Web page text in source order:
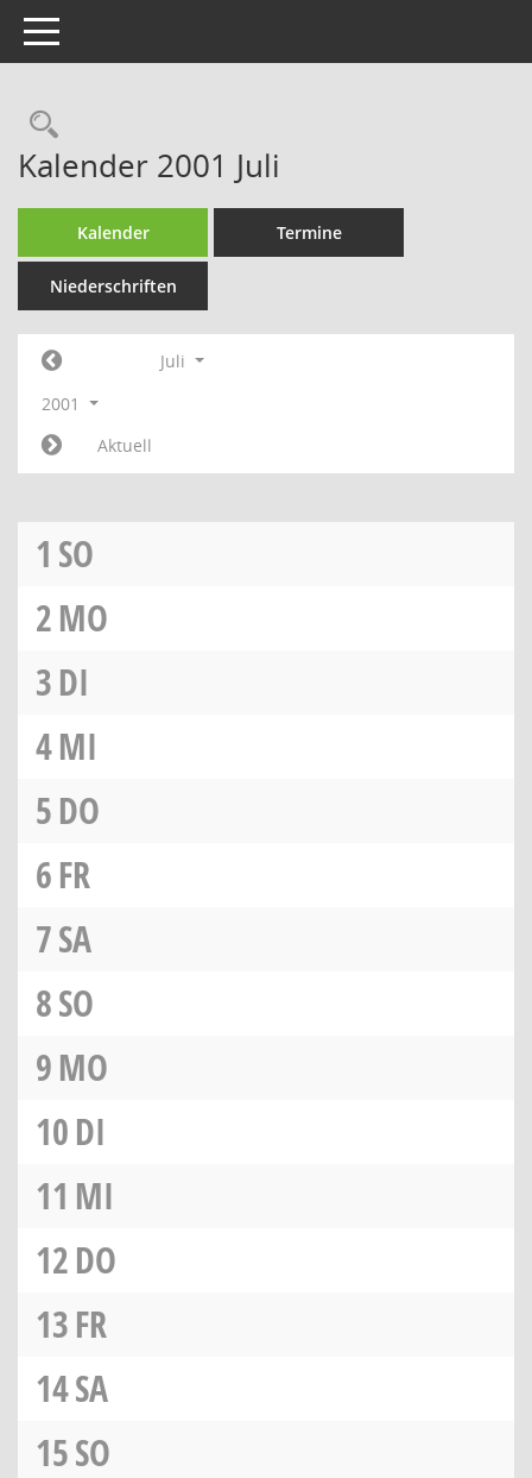
Toggle navigation
Rechercheauswahl
Kalender 2001 Juli
Kalender Termine
Niederschriften
Juli
2001
Aktuell
1 SO
2MO
3DI
4MI
5DO
6FR
7SA
8SO
9MO
10DI
11 MI
12DO
13FR
14SA
15SO